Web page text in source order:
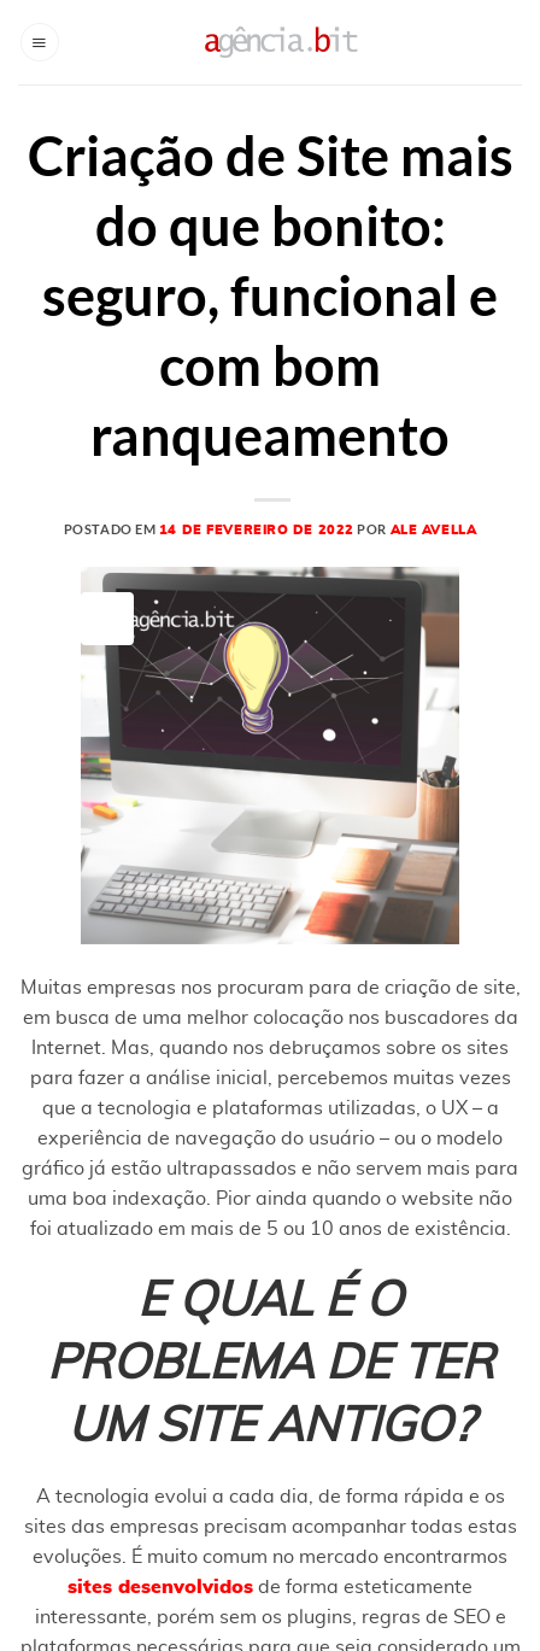
Criação de Site mais
do que bonito:
seguro, funcional e
com bom
ranqueamento
POSTADO EM 14 DE FEVEREIRO DE 2022 POR ALE AVELLA
Muitas empresas nos procuram para de criação de site,
em busca de uma melhor colocação nos buscadores da
Internet. Mas, quando nos debruçamos sobre os sites
para fazer a análise inicial, percebemos muitas vezes
que a tecnologia e plataformas utilizadas, o UX – a
experiência de navegação do usuário – ou o modelo
gráfico já estão ultrapassados e não servem mais para
uma boa indexação. Pior ainda quando o website não
foi atualizado em mais de 5 ou 10 anos de existência.
E QUAL É O
PROBLEMA DE TER
UM SITE ANTIGO?
A tecnologia evolui a cada dia, de forma rápida e os
sites das empresas precisam acompanhar todas estas
evoluções. É muito comum no mercado encontrarmos
sites desenvolvidos de forma esteticamente
interessante, porém sem os plugins, regras de SEO e
plataformas necessárias para que seja considerado um